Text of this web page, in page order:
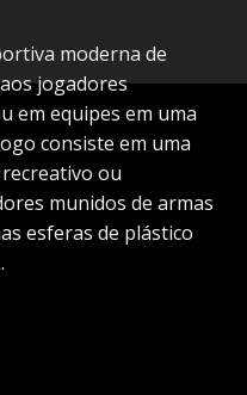
moderna de
jogadores
em equipes em uma
consiste em uma
ou
munidos de armas
esferas de plástico